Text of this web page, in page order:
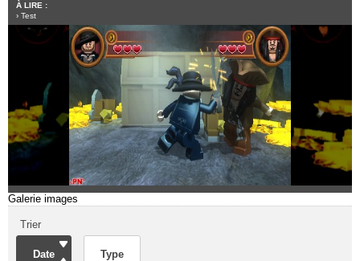
À LIRE :
› Test
Galerie images
Trier
Date Type